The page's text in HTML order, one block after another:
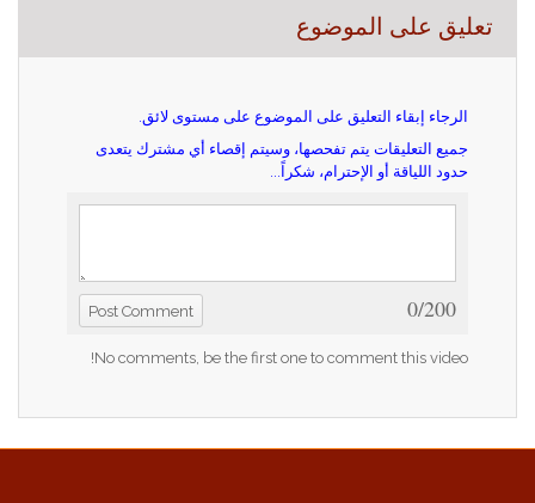
تعليق على الموضوع
الرجاء إبقاء التعليق على الموضوع على مستوى لائق.
جميع التعليقات يتم تفحصها، وسيتم إقصاء أي مشترك يتعدى
حدود اللياقة أو الإحترام، شكراً...
Post Comment 0/200
No comments, be the first one to comment this video!